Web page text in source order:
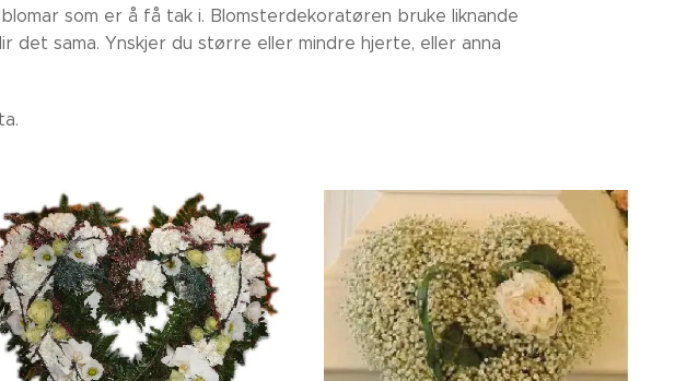
som er å få tak i. Blomsterdekoratøren bruke liknande
sama. Ynskjer du større eller mindre hjerte, eller anna